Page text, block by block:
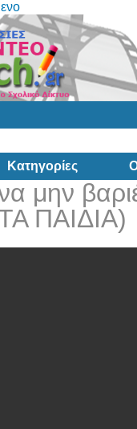
Κατηγορίες
μην
ΠΑΙΔΙΑ)